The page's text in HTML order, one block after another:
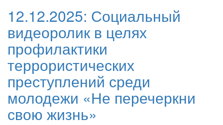
12.12.2025: Социальный
видеоролик в целях
профилактики
террористических
преступлений среди
молодежи «Не перечеркни
свою жизнь»